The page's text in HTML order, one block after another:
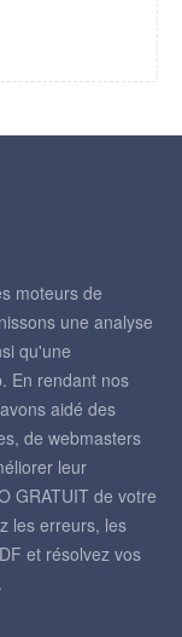
moteurs de
une analyse
qu'une
En rendant nos
aidé des
de webmasters
leur
GRATUIT de votre
les erreurs, les
et résolvez vos